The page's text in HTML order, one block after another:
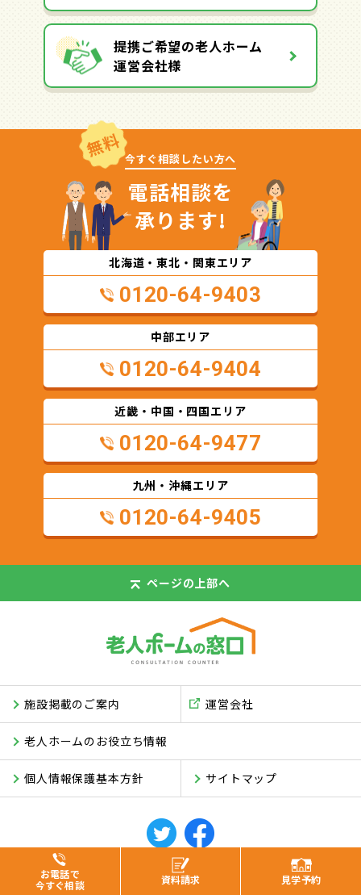
お電話で
今すぐ相談
資料請求 見学予約
提携ご希望の老人ホーム
運営会社様
無料 今すぐ相談したい方へ
電話相談を
承ります!
北海道・東北・関東エリア
0120-64-9403
中部エリア
0120-64-9404
近畿・中国・四国エリア
0120-64-9477
九州・沖縄エリア
0120-64-9405
ページの上部へ
施設掲載のご案内
老人ホームのお役立ち情報
サイトマップ
運営会社
個人情報保護基本方針
© ASUKI Inc.